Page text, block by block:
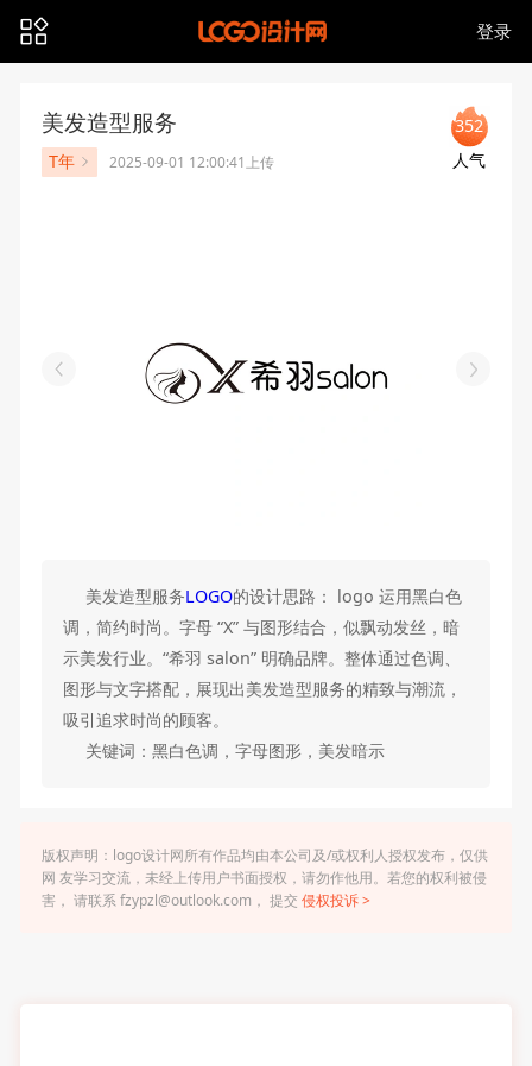
登录
美发造型服务
T年 2025-09-01 12:00:41上传
352
人气
美发造型服务LOGO的设计思路： logo 运用黑白色
调，简约时尚。字母 “X” 与图形结合，似飘动发丝，暗
示美发行业。“希羽 salon” 明确品牌。整体通过色调、
图形与文字搭配，展现出美发造型服务的精致与潮流，
吸引追求时尚的顾客。
关键词：黑白色调，字母图形，美发暗示
版权声明：logo设计网所有作品均由本公司及/或权利人授权发布，仅供
网 友学习交流，未经上传用户书面授权，请勿作他用。若您的权利被侵
害， 请联系 fzypzl@outlook.com， 提交 侵权投诉 >